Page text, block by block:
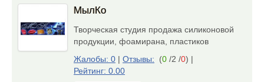
МылКо
Творческая студия продажа силиконовой
продукции, фоамирана, пластиков
Жалобы: 0 | Отзывы: (0 /2 /0) |
Рейтинг: 0.00